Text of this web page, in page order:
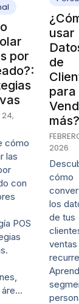
por
24,
cómo
las
con
POS
usar
de
para
más?
2026
cómo
los
de tus
ventas